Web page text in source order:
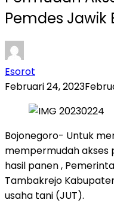
Pemdes Jawik
Esorot
Februari 24, 2023
Bojonegoro- Untuk
mempermudah akses
hasil panen ,
Tambakrejo
usaha tani (JUT).